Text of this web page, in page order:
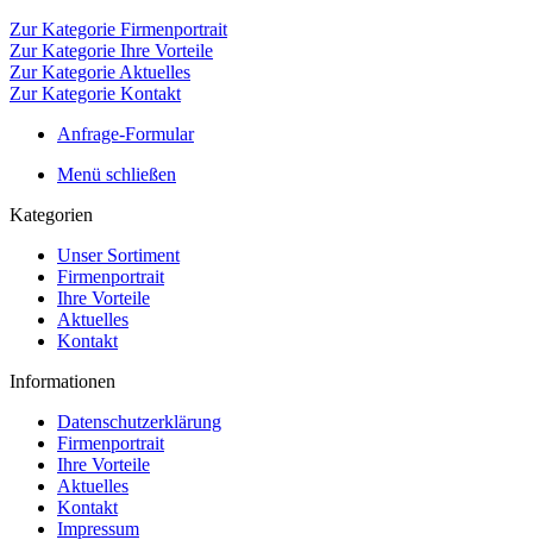
Zur Kategorie Firmenportrait
Zur Kategorie Ihre Vorteile
Zur Kategorie Aktuelles
Zur Kategorie Kontakt
Anfrage-Formular
Menü schließen
Kategorien
Unser Sortiment
Firmenportrait
Ihre Vorteile
Aktuelles
Kontakt
Informationen
Datenschutzerklärung
Firmenportrait
Ihre Vorteile
Aktuelles
Kontakt
Impressum